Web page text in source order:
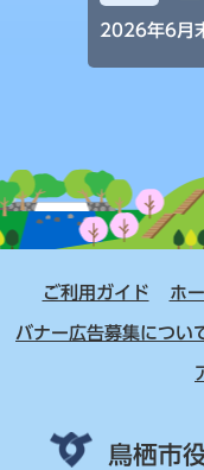
2026年6月
ご利用ガイド ホ
バナー広告募集につい
鳥栖市